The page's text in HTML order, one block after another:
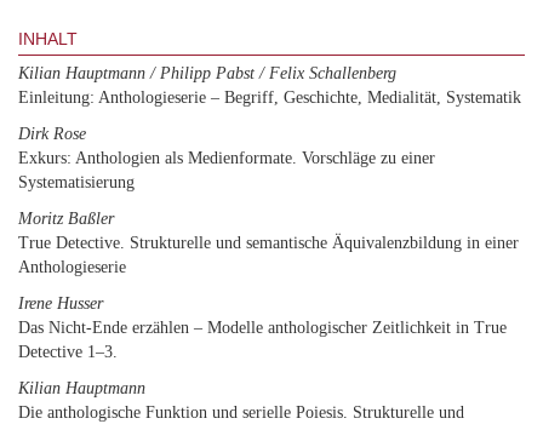
INHALT
Kilian Hauptmann / Philipp Pabst / Felix Schallenberg
Einleitung: Anthologieserie – Begriff, Geschichte, Medialität, Systematik
Dirk Rose
Exkurs: Anthologien als Medienformate. Vorschläge zu einer
Systematisierung
Moritz Baßler
True Detective. Strukturelle und semantische Äquivalenzbildung in einer
Anthologieserie
Irene Husser
Das Nicht-Ende erzählen – Modelle anthologischer Zeitlichkeit in True
Detective 1‒3.
Kilian Hauptmann
Die anthologische Funktion und serielle Poiesis. Strukturelle und